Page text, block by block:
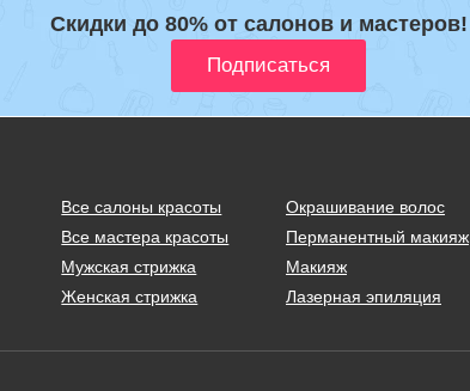
Скидки до 80% от салонов и мастеров!
Все салоны красоты
Все мастера красоты
Мужская стрижка
Женская стрижка
Окрашивание волос
Перманентный макияж
Макияж
Лазерная эпиляция